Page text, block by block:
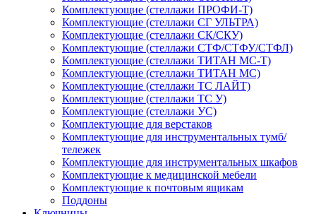
Комплектующие (стеллажи ПРОФИ-Т)
Комплектующие (стеллажи СГ УЛЬТРА)
Комплектующие (стеллажи СК/СКУ)
Комплектующие (стеллажи СТФ/СТФУ/СТФЛ)
Комплектующие (стеллажи ТИТАН МС-Т)
Комплектующие (стеллажи ТИТАН МС)
Комплектующие (стеллажи ТС ЛАЙТ)
Комплектующие (стеллажи ТС У)
Комплектующие (стеллажи УС)
Комплектующие для верстаков
Комплектующие для инструментальных тумб/
тележек
Комплектующие для инструментальных шкафов
Комплектующие к медицинской мебели
Комплектующие к почтовым ящикам
Поддоны